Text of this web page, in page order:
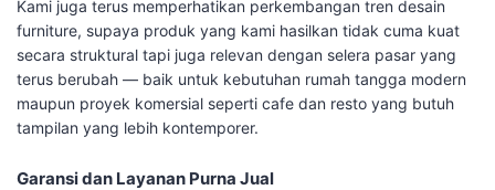
Kami juga terus memperhatikan perkembangan tren desain
furniture, supaya produk yang kami hasilkan tidak cuma kuat
secara struktural tapi juga relevan dengan selera pasar yang
terus berubah — baik untuk kebutuhan rumah tangga modern
maupun proyek komersial seperti cafe dan resto yang butuh
tampilan yang lebih kontemporer.
Garansi dan Layanan Purna Jual